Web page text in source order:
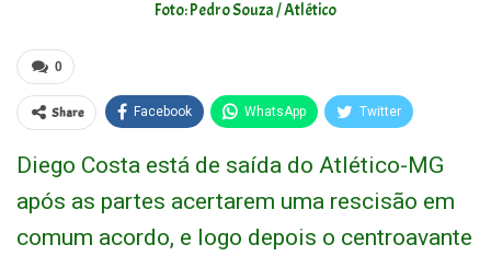
Foto: Pedro Souza / Atlético
0
Share Facebook WhatsApp Twitter
Diego Costa está de saída do Atlético-MG
após as partes acertarem uma rescisão em
comum acordo, e logo depois o centroavante